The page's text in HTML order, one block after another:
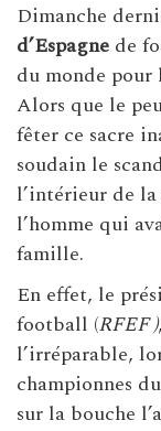
Dimanche
d’Espagne de
du monde pour
Alors que le
fêter ce sacre
soudain le
l’intérieur de
l’homme qui
famille.
En effet, le
football (RFEF ),
l’irréparable,
championnes
sur la bouche